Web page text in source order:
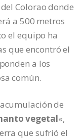
Colorao donde
a 500 metros
el equipo ha
que encontró el
a los
común.
de
vegetal«,
que sufrió el